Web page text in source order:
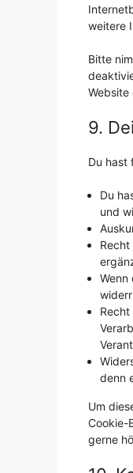
weitere
Bitte
Website
9.
Du hast
Du
und
Wenn
denn
Um
Cookie-
gerne